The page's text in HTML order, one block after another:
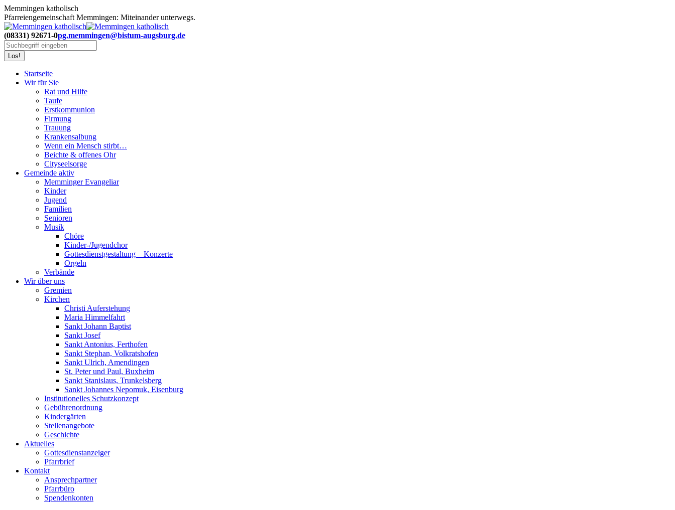
Zum
Inhalt
springen
Memmingen katholisch
Pfarreiengemeinschaft Memmingen: Miteinander unterwegs.
(08331) 92671-0pg.memmingen@bistum-augsburg.de
Search:
Startseite
Wir für Sie
Rat und Hilfe
Taufe
Erstkommunion
Firmung
Trauung
Krankensalbung
Wenn ein Mensch stirbt…
Beichte & offenes Ohr
Cityseelsorge
Gemeinde aktiv
Memminger Evangeliar
Kinder
Jugend
Familien
Senioren
Musik
Chöre
Kinder-/Jugendchor
Gottesdienstgestaltung – Konzerte
Orgeln
Verbände
Wir über uns
Gremien
Kirchen
Christi Auferstehung
Maria Himmelfahrt
Sankt Johann Baptist
Sankt Josef
Sankt Antonius, Ferthofen
Sankt Stephan, Volkratshofen
Sankt Ulrich, Amendingen
St. Peter und Paul, Buxheim
Sankt Stanislaus, Trunkelsberg
Sankt Johannes Nepomuk, Eisenburg
Institutionelles Schutzkonzept
Gebührenordnung
Kindergärten
Stellenangebote
Geschichte
Aktuelles
Gottesdienstanzeiger
Pfarrbrief
Kontakt
Ansprechpartner
Pfarrbüro
Spendenkonten